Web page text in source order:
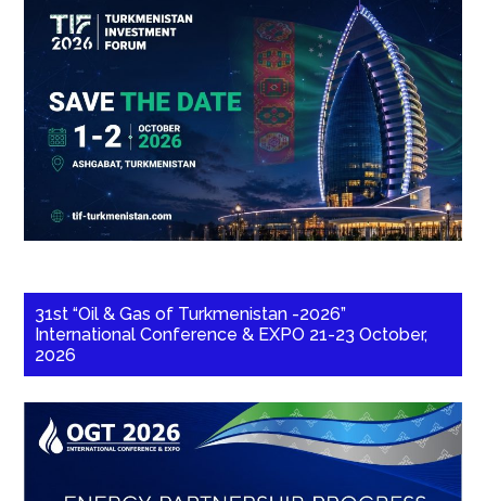
31st “Oil & Gas of Turkmenistan -2026”
International Conference & EXPO 21-23 October,
2026